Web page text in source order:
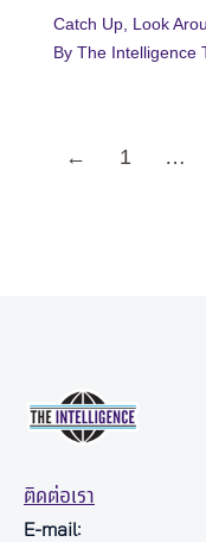
Catch Up Look
By The Intelligence
← 1 …
ติดต่อเรา
E-mail: